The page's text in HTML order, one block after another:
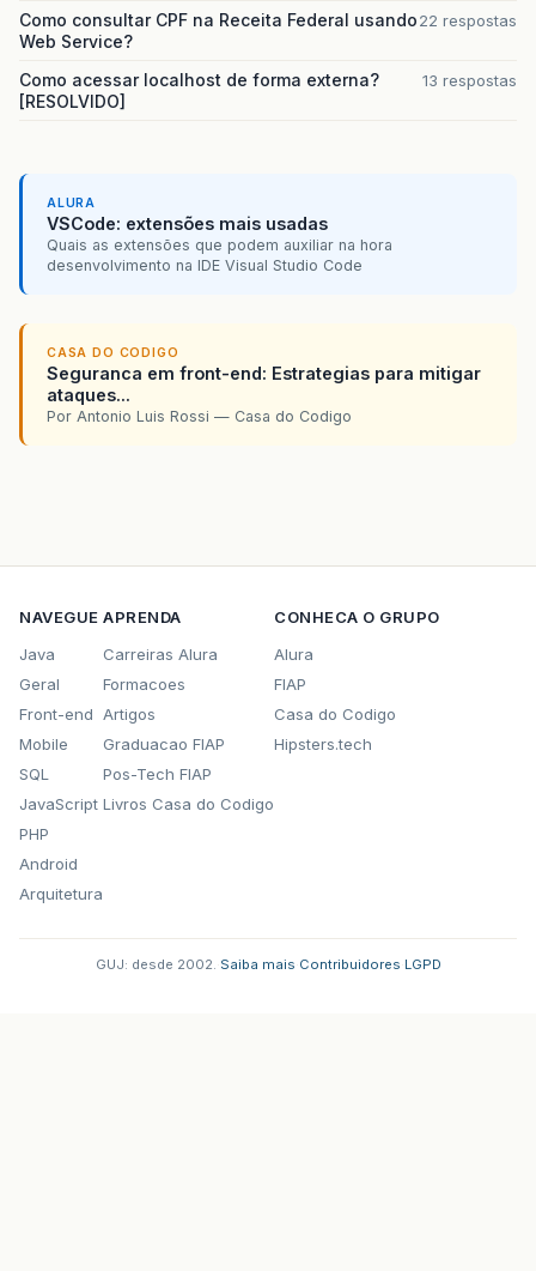
INFO: GETLISTA
DATAMODEL
INFO:
INFO: GETLISTA DATAMODEL
Como consultar CPF na Receita Federal usando
Web Service?
22 respostas
Como acessar localhost de forma externa?
[RESOLVIDO]
13 respostas
ALURA
VSCode: extensões mais usadas
Quais as extensões que podem auxiliar na hora
desenvolvimento na IDE Visual Studio Code
CASA DO CODIGO
Seguranca em front-end: Estrategias para mitigar
ataques...
Por Antonio Luis Rossi — Casa do Codigo
NAVEGUE
Java
Geral
Front-end
Mobile
SQL
JavaScript
PHP
Android
Arquitetura
APRENDA
Carreiras Alura
Formacoes
Artigos
Graduacao FIAP
Pos-Tech FIAP
Livros Casa do Codigo
CONHECA O GRUPO
Alura
FIAP
Casa do Codigo
Hipsters.tech
GUJ: desde 2002. Saiba mais Contribuidores LGPD